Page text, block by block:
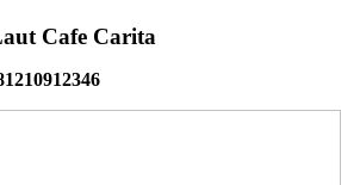
Cafe Carita